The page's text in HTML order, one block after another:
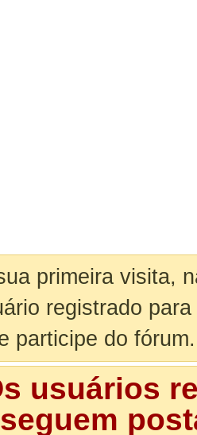
primeira visita,
registrado
participe do fórum.
usuários